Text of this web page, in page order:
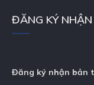
ĐĂNG KÝ
Đăng ký nhận bản